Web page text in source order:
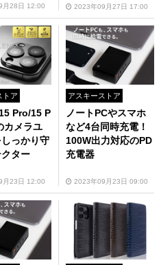
月28日 12:00
080」
2023年09月27日 17:00
トア
Pro/15 P
カメラユ
っかり守
ター
月23日 12:00
アスキーストア
ノートPCやスマホ
など4台同時充電！
100W出力対応のPD
充電器
2023年09月23日 09:00